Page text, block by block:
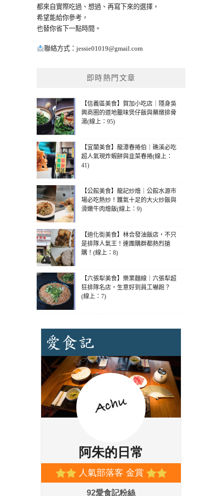
都來自實際吃過、想過、再寫下來的選擇，
希望能給你參考，
也替你省下一點時間。
聯絡方式： jessie01019@gmail.com
即時熱門文章
【信義區美食】賀加小吃店｜隱身吳
興商圈的道地臘味煲仔飯與藥燉排骨
湯(線上：95)
【宜蘭美食】龍潭春捲伯｜礁溪必吃
超人氣現炸蝦餅與韭菜春捲(線上：
41)
【公館美食】龍記炒燴｜公館水源市
場必吃熱炒！鑊氣十足的大火炒飯與
滑嫩牛肉燴飯(線上：9)
【迪化街美食】林合發油飯店，不只
是排隊人氣王！連團購群都熱烈搶
購！(線上：8)
【六張犁美食】樂業麵線｜六張犁超
狂排隊名店，生意好到員工嚇跑？
(線上：7)